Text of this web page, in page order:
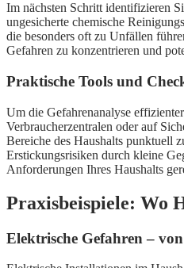
Im nächsten Schritt identifizieren
ungesicherte chemische
die besonders oft zu Unfällen
Gefahren zu konzentrieren und
Praktische Tools und
Um die Gefahrenanalyse
Verbraucherzentralen oder auf
Bereiche des Haushalts punktuell
Erstickungsrisiken durch kleine
Anforderungen Ihres Haushalts
Praxisbeispiele: Wo
Elektrische Gefahren –